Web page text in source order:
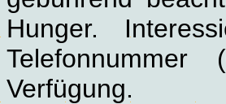
Hunger.
Verfügung.